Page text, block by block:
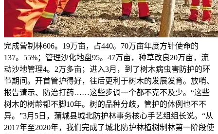
完成营制林606。19万亩，占440。70万亩年度方针使命的
137。55%；管理沙化地盘95。47万亩，种草改良20万亩，流
动沙地管理4。2万多亩；进入3月，到了树木病虫害防护的环
节期间。开首管护得好，往后更利于树木的发展发育。放哨、
报告请示、防治打药……这些步调一个都不克不及少。“这些
树木的树龄都不脚10年。树的品种分歧，管护的体例也不不
异。”3月5日，蒲城县城北防护林事务核心手艺组组长说。“从
2017年至2020年，我们完成了城北防护林植树制林第一阶段使